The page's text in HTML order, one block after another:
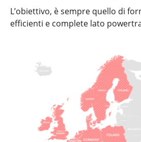
L’obiettivo, è sempre quello di
efficienti e complete lato